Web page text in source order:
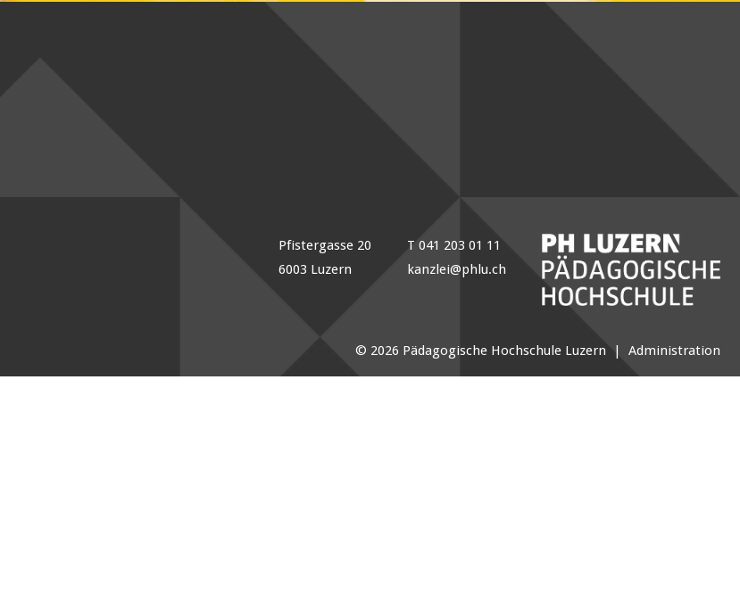
Pfistergasse 20
6003 Luzern
T 041 203 01 11
kanzlei@phlu.ch
© 2026 Pädagogische Hochschule Luzern | Administration